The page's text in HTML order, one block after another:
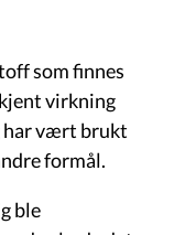
som finnes
virkning
har vært brukt
formål.
ble